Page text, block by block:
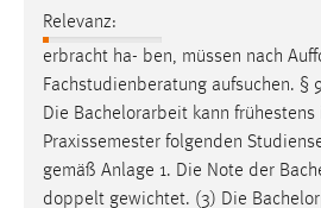
Relevanz:
erbracht ha- ben, müssen nach
Fachstudienberatung aufsuchen. §
Die Bachelorarbeit kann
Praxissemester folgenden
gemäß Anlage 1. Die Note der
doppelt gewichtet. (3) Die